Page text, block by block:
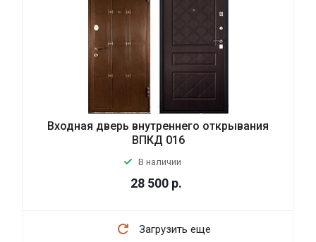
Входная дверь внутреннего открывания
ВПКД 016
В наличии
28 500 р.
Загрузить еще